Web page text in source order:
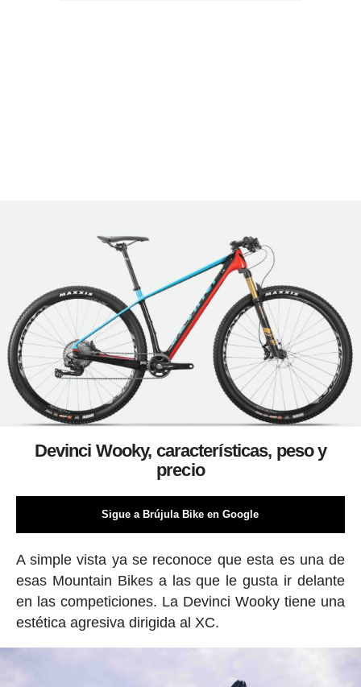
Devinci Wooky, características, peso y
precio
Sigue a Brújula Bike en Google
A simple vista ya se reconoce que esta es una de
esas Mountain Bikes a las que le gusta ir delante
en las competiciones. La Devinci Wooky tiene una
estética agresiva dirigida al XC.